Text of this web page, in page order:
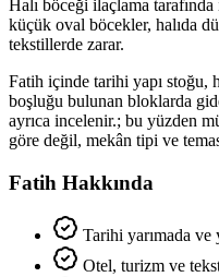
Halı böceği ilaçlama tarafında
küçük oval böcekler, halıda
tekstillerde zarar.
Fatih içinde tarihi yapı stoğu,
boşluğu bulunan bloklarda
ayrıca incelenir.; bu yüzden
göre değil, mekân tipi ve
Fatih Hakkında
Tarihi yarımada
Otel, turizm ve